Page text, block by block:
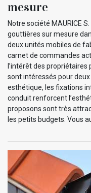
mesure
Notre société MAURICE
gouttières sur mesure
deux unités mobiles de
carnet de commandes
l’intérêt des
sont intéressés pour
esthétique, les fixations
conduit renforcent
proposons sont très
les petits budgets. Vous